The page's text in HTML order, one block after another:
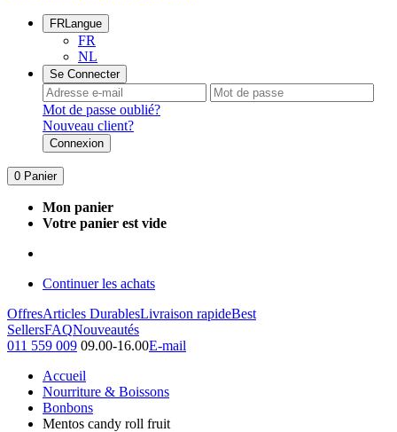
FRLangue
FR
NL
Se Connecter
Mot de passe oublié?
Nouveau client?
Connexion
0 Panier
Mon panier
Votre panier est vide
Continuer les achats
OffresArticles DurablesLivraison rapideBest
SellersFAQNouveautés
011 559 009 09.00-16.00E-mail
Accueil
Nourriture & Boissons
Bonbons
Mentos candy roll fruit